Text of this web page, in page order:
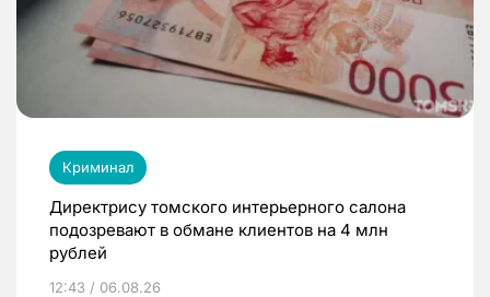
Криминал
Директрису томского интерьерного салона
подозревают в обмане клиентов на 4 млн
рублей
12:43 / 06.08.26